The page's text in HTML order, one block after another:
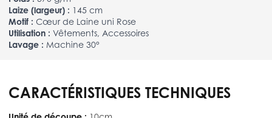
Laize (largeur) : 145 cm
Motif : Cœur de Laine uni Rose
Utilisation : Vêtements, Accessoires
Lavage : Machine 30°
CARACTÉRISTIQUES TECHNIQUES